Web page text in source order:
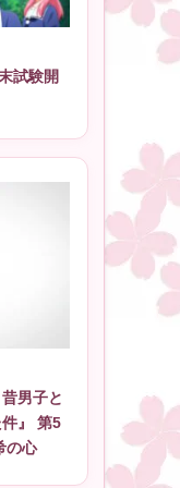
試験開
男子と
』 第5
の心